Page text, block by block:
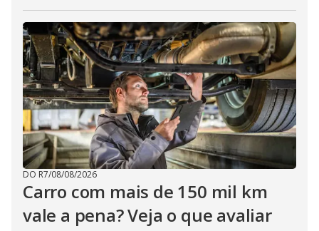
DO R7/08/08/2026
Carro com mais de 150 mil km
vale a pena? Veja o que avaliar